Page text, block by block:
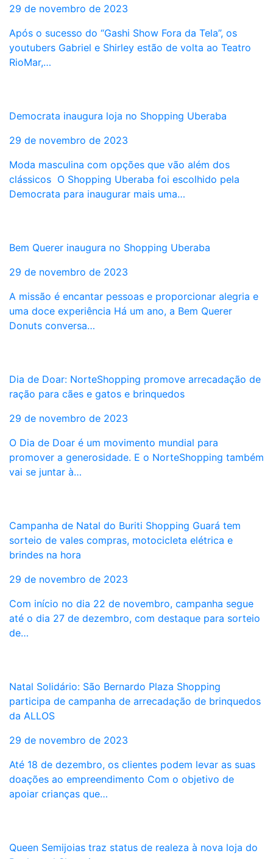
29 de novembro de 2023
Após o sucesso do “Gashi Show Fora da Tela”, os
youtubers Gabriel e Shirley estão de volta ao Teatro
RioMar,…
Democrata inaugura loja no Shopping Uberaba
29 de novembro de 2023
Moda masculina com opções que vão além dos
clássicos O Shopping Uberaba foi escolhido pela
Democrata para inaugurar mais uma…
Bem Querer inaugura no Shopping Uberaba
29 de novembro de 2023
A missão é encantar pessoas e proporcionar alegria e
uma doce experiência Há um ano, a Bem Querer
Donuts conversa…
Dia de Doar: NorteShopping promove arrecadação de
ração para cães e gatos e brinquedos
29 de novembro de 2023
O Dia de Doar é um movimento mundial para
promover a generosidade. E o NorteShopping também
vai se juntar à…
Campanha de Natal do Buriti Shopping Guará tem
sorteio de vales compras, motocicleta elétrica e
brindes na hora
29 de novembro de 2023
Com início no dia 22 de novembro, campanha segue
até o dia 27 de dezembro, com destaque para sorteio
de…
Natal Solidário: São Bernardo Plaza Shopping
participa de campanha de arrecadação de brinquedos
da ALLOS
29 de novembro de 2023
Até 18 de dezembro, os clientes podem levar as suas
doações ao empreendimento Com o objetivo de
apoiar crianças que…
Queen Semijoias traz status de realeza à nova loja do